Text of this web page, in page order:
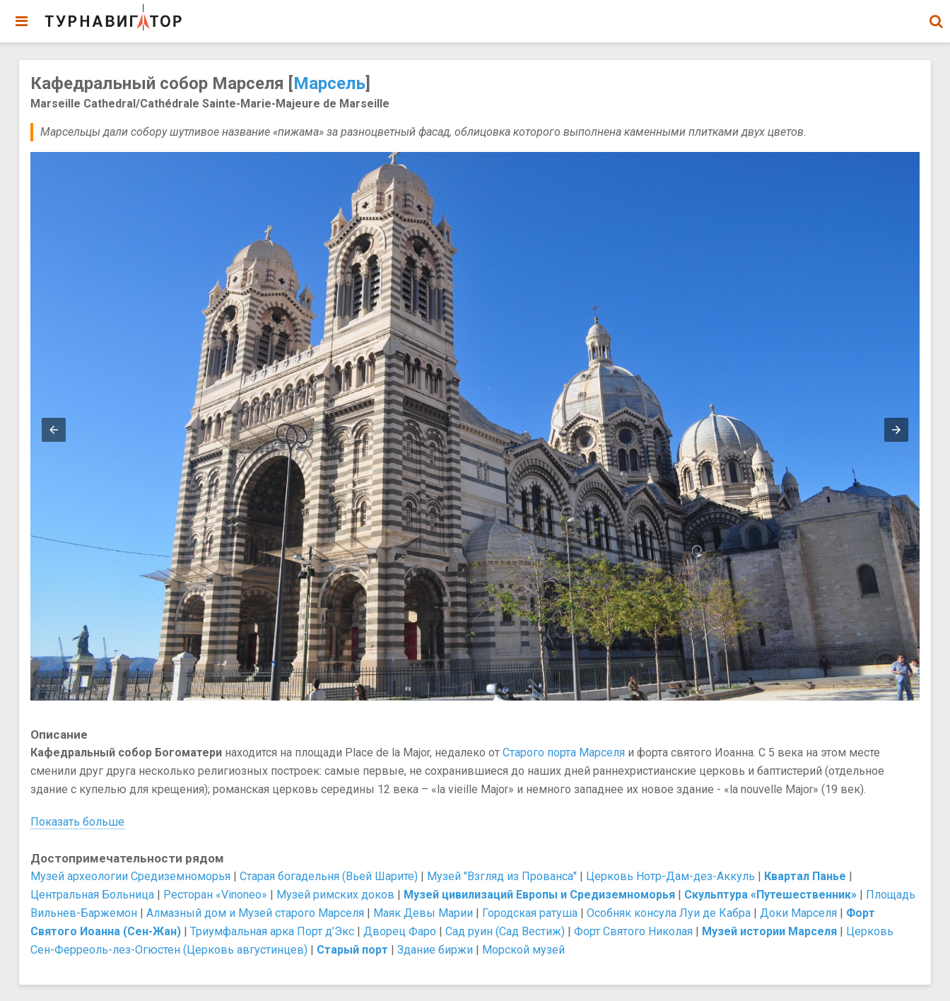
Кафедральный собор Марселя [Марсель]
Marseille Cathedral/Cathédrale Sainte-Marie-Majeure de Marseille
Марсельцы дали собору шутливое название «пижама» за разноцветный фасад, облицовка которого выполнена каменными плитками двух цветов.
Описание
Кафедральный собор Богоматери находится на площади Place de la Major, недалеко от Старого порта Марселя и форта святого Иоанна. С 5 века на этом месте
сменили друг друга несколько религиозных построек: самые первые, не сохранившиеся до наших дней раннехристианские церковь и баптистерий (отдельное
здание с купелью для крещения); романская церковь середины 12 века – «la vieille Major» и немного западнее их новое здание - «la nouvelle Major» (19 век).
Показать больше
Достопримечательности рядом
Музей археологии Средиземноморья Старая богадельня (Вьей Шарите) Музей "Взгляд из Прованса" Церковь Нотр-Дам-дез-Аккуль Квартал Панье
Центральная Больница
Ресторан «Vinonеo» Музей римских доков Музей цивилизаций Европы и Средиземноморья Скульптура «Путешественник»
Площадь
Вильнев-Баржемон
Алмазный дом и Музей старого Марселя Маяк Девы Марии Городская ратуша Особняк консула Луи де Кабра Доки Марселя
Форт
Святого Иоанна (Сен-Жан)
Триумфальная арка Порт д’Экс Дворец Фаро Сад руин (Сад Вестиж) Форт Святого Николая Музей истории Марселя
Церковь
Сен-Ферреоль-лез-Огюстен (Церковь августинцев)
Старый порт Здание биржи Морской музей